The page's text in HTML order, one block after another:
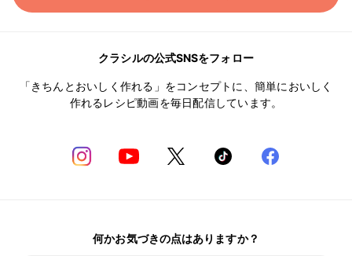
クラシルの公式SNSをフォロー
「きちんとおいしく作れる」をコンセプトに、簡単においしく
作れるレシピ動画を毎日配信しています。
何かお気づきの点はありますか？